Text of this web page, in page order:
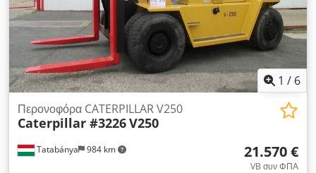
1 / 6
Tatabánya 984 km
Περονοφόρα CATERPILLAR V250
Caterpillar #3226V250
21.570 €
VB συν ΦΠΑ